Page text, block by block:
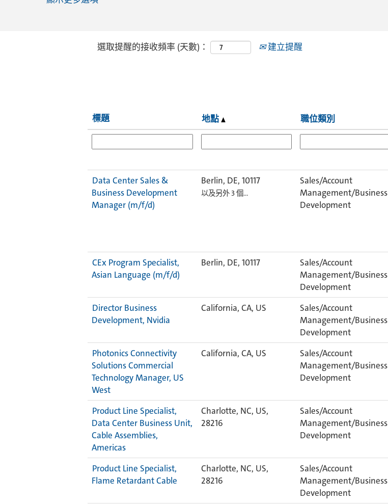
選取提醒的接收頻率 (天數)： 建立提醒
標題 地點 職位類別
Data Center Sales &
Business Development
Manager (m/f/d)
Berlin, DE, 10117
以及另外 3 個…
Sales/Account
Management/Business
Development
CEx Program Specialist,
Asian Language (m/f/d)
Berlin, DE, 10117
Sales/Account
Management/Business
Development
Director Business
Development, Nvidia
California, CA, US
Sales/Account
Management/Business
Development
Photonics Connectivity
Solutions Commercial
Technology Manager, US
West
California, CA, US
Sales/Account
Management/Business
Development
Product Line Specialist,
Data Center Business Unit,
Cable Assemblies,
Americas
Charlotte, NC, US,
28216
Sales/Account
Management/Business
Development
Product Line Specialist,
Flame Retardant Cable
Charlotte, NC, US,
28216
Sales/Account
Management/Business
Development